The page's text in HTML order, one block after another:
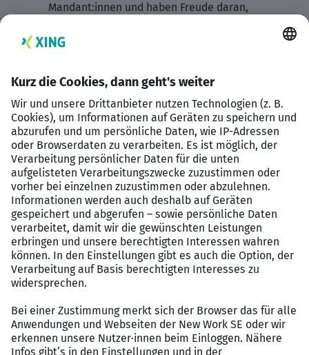
Mandant:innen und haben Freude daran,
dahinter zeichnen Sie aus.
Ihre sehr guten Deutschkenntnisse in Wort und
Schrift runden Ihr Profil ab.
Was bieten wir Ihnen?
Flexible Arbeitsgestaltung: Profitieren Sie von
familienfreundlichen Kernarbeitszeiten und der
Möglichkeit, bis zu zwei Tage pro Woche im
Homeoffice zu arbeiten.
Individuelle Zusatzleistungen: Wir unterstützen
Fahrtkostenzuschüssen, Erholungsbeihilfen sowie
einer betrieblichen Altersvorsorge.